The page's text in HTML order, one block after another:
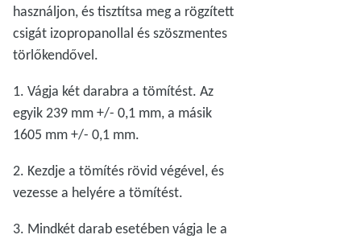
használjon, és tisztítsa meg a rögzített
csigát izopropanollal és szöszmentes
törlőkendővel.
1. Vágja két darabra a tömítést. Az
egyik 239 mm +/- 0,1 mm, a másik
1605 mm +/- 0,1 mm.
2. Kezdje a tömítés rövid végével, és
vezesse a helyére a tömítést.
3. Mindkét darab esetében vágja le a